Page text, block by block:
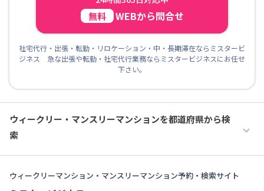
無料 WEBから問合せ
社宅代行・出張・転勤・リロケーション・中・長期滞在ならミスタービ
ジネス 急な出張や転勤・社宅代行業務ならミスタービジネスにお任せ
下さい。
ウィークリー・マンスリーマンションを都道府県から検
索
ウィークリーマンション・マンスリーマンション予約・検索サイト